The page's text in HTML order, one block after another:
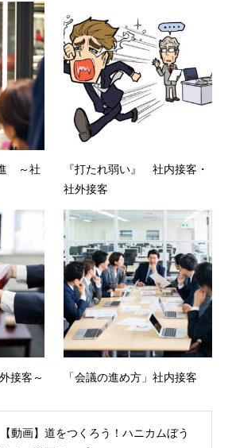
～社
『打たれ弱い』 社内接客・
社外接客
接客～ 「会議の進め方」社内接客
【動画】道をつくろう！ハニカムぼう